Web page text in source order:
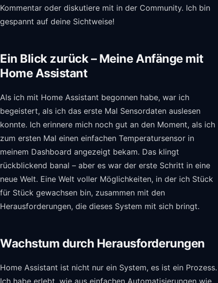
Kommentar oder diskutiere mit in der Community. Ich bin
gespannt auf deine Sichtweise!
Ein Blick zurück – Meine Anfänge mit
Home Assistant
Als ich mit Home Assistant begonnen habe, war ich
begeistert, als ich das erste Mal Sensordaten auslesen
konnte. Ich erinnere mich noch gut an den Moment, als ich
zum ersten Mal einen einfachen Temperatursensor in
meinem Dashboard angezeigt bekam. Das klingt
rückblickend banal – aber es war der erste Schritt in eine
neue Welt. Eine Welt voller Möglichkeiten, in der ich Stück
für Stück gewachsen bin, zusammen mit den
Herausforderungen, die dieses System mit sich bringt.
Wachstum durch Herausforderungen
Home Assistant ist nicht nur ein System, es ist ein Prozess.
Ich habe erlebt, wie aus einfachen Automatisierungen wie